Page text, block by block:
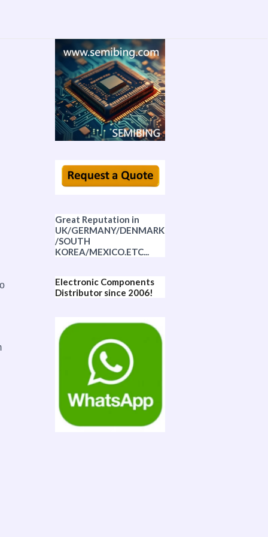
Great Reputation in
UK/GERMANY/DENMARK
/SOUTH
KOREA/MEXICO.ETC...
Electronic Components
Distributor since 2006!